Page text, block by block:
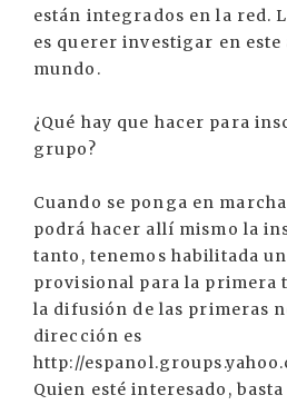
están integrados en la red.
es querer investigar en este
mundo.
¿Qué hay que hacer para
grupo?
Cuando se ponga en
podrá hacer allí mismo la
tanto, tenemos habilitada
provisional para la primera
la difusión de las primeras
dirección es
http://
Quien esté interesado,